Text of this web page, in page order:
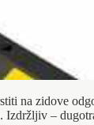
na zidove
Izdržljiv –